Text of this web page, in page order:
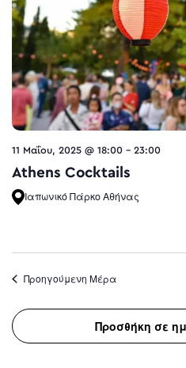
11 Μαΐου, 2025 @ 18:00 - 23:00
Athens Cocktails
Ιαπωνικό Πάρκο Αθήνας
Προηγούμενη Μέρα
Προσθήκη σε